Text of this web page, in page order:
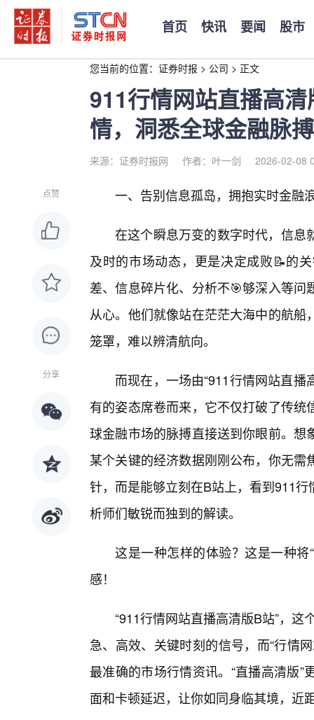
首页 快讯 要闻 股市
您当前的位置： 证券时报 > 公司 > 正文
911行情网站直播高
情，洞悉全球金融脉
来源：证券时报网 作者：叶一剑 2026-02-08
点赞
分享
一、告别信息孤岛，拥抱实时金融
在这个瞬息万变的数字时代，信息
及时的市场动态，更是决定成败📝的
差、信息碎片化、分析不🎯够深入等
从心。他们就像站在茫茫大海中的航
笼罩，难以辨清航向。
而现在，一场由“911行情网站直
有的姿态席卷而来，它不仅打破了传
球金融市场的脉搏直接送到你眼前。
某个关键的经济数据刚刚公布，你无
针，而是能够立刻在B站上，看到911
析师们敏锐而独到的解读。
这是一种怎样的体验？这是一种将
感！
“911行情网站直播高清版B站”，这
急、高效、关键时刻的信号，而“行情
最准确的市场行情资讯。“直播高清版
面和卡顿延迟，让你如同身临其境，近